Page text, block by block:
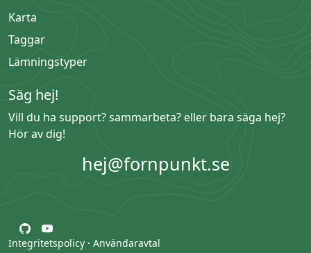
Karta
Taggar
Lämningstyper
Säg hej!
Vill du ha support? sammarbeta? eller bara säga hej?
Hör av dig!
hej@fornpunkt.se
Integritetspolicy · Användaravtal